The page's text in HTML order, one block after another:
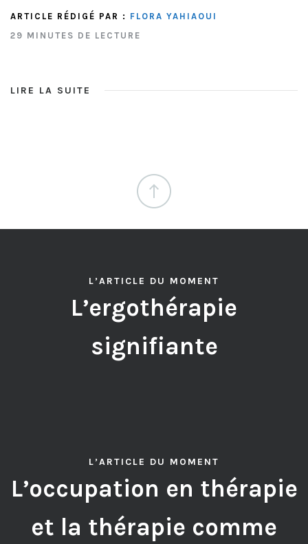
ARTICLE RÉDIGÉ PAR : FLORA YAHIAOUI
29 MINUTES DE LECTURE
LIRE LA SUITE
L’ARTICLE DU MOMENT
L’ergothérapie
signifiante
L’ARTICLE DU MOMENT
L’occupation en thérapie
et la thérapie comme